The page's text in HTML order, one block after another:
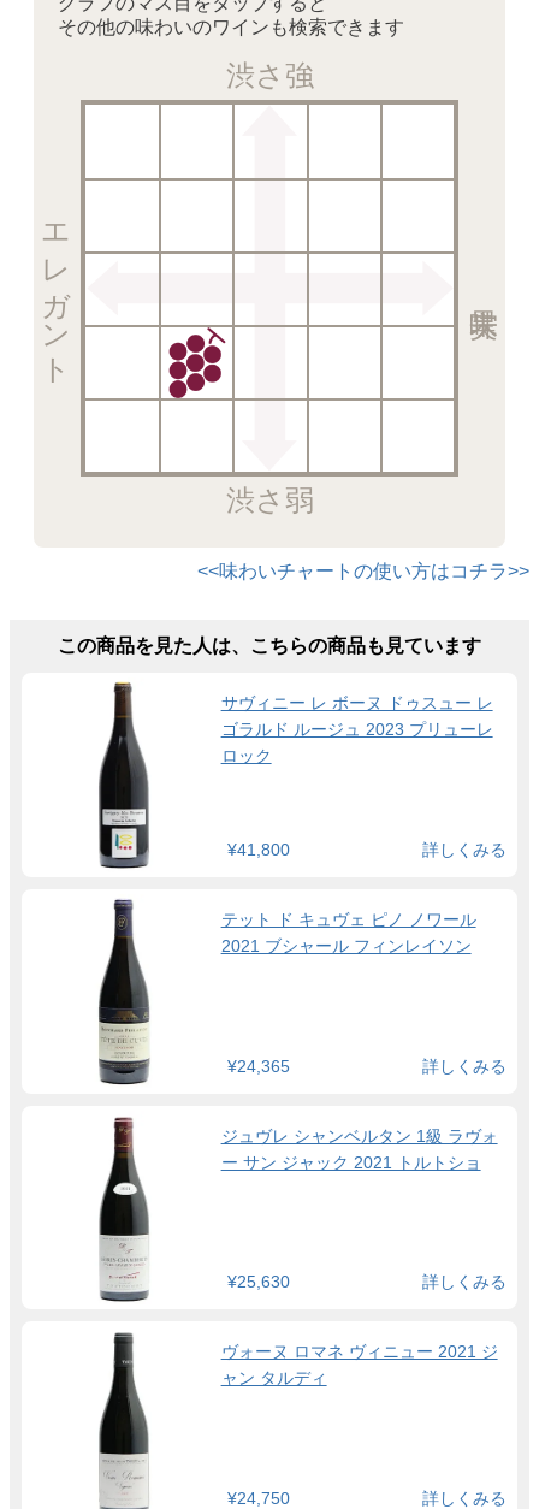
その他の味わいのワインも検索できます
渋さ強
渋さ弱
エレガント
<<味わいチャートの使い方はコチラ>>
この商品を見た人は、こちらの商品も見ています
サヴィニー レ ボーヌ ドゥスュー レ
ゴラルド ルージュ 2023 プリューレ
ロック
¥41,800 詳しくみる
テット ド キュヴェ ピノ ノワール
2021 ブシャール フィンレイソン
¥24,365 詳しくみる
ジュヴレ シャンベルタン 1級 ラヴォ
ー サン ジャック 2021 トルトショ
¥25,630 詳しくみる
ヴォーヌ ロマネ ヴィニュー 2021 ジ
ャン タルディ
¥24,750 詳しくみる